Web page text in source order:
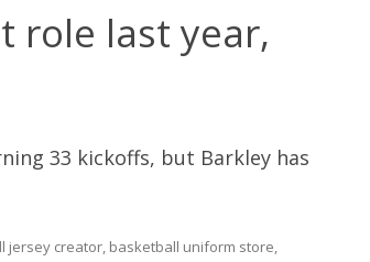
role last year,
33 kickoffs, but Barkley has
jersey creator, basketball uniform store,